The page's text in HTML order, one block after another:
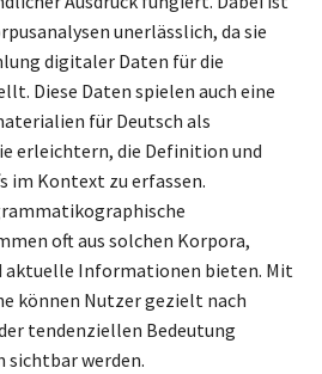
unerlässlich, da sie
digitaler Daten für die
Diese Daten spielen auch eine
für Deutsch als
erleichtern, die Definition und
im Kontext zu erfassen.
oft aus solchen Korpora,
aktuelle Informationen bieten. Mit
können Nutzer gezielt nach
tendenziellen Bedeutung
sichtbar werden.